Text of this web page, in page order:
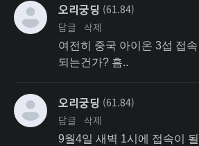
오리궁딩 (61.84)
답글 삭제
여전히 중국 아이온 3섭 접
되는건가? 흠..
오리궁딩 (61.84)
답글 삭제
9월4일 새벽 1시에 접속이